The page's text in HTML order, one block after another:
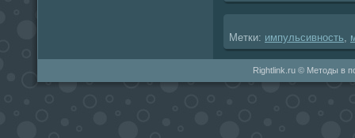
Метки: импульсивность
Rightlink.ru © Методы в